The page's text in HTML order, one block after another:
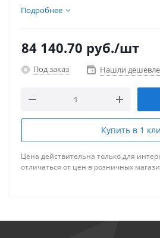
Подробнее
84 140.70 руб./шт
Под заказ Нашли
Купить в 1
Цена действительна только для
отличаться от цен в розничных